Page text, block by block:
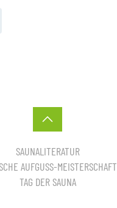
SAUNALITERATUR
AUFGUSS-MEISTERSCHAFT
TAG DER SAUNA